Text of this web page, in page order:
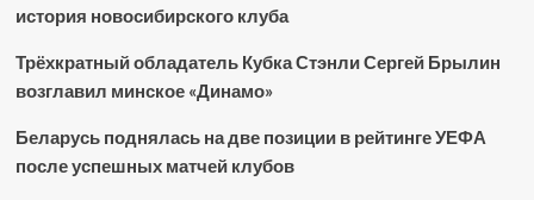
история новосибирского клуба
Трёхкратный обладатель Кубка Стэнли Сергей Брылин
возглавил минское «Динамо»
Беларусь поднялась на две позиции в рейтинге УЕФА
после успешных матчей клубов